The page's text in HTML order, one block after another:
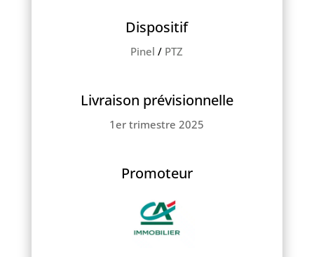
Dispositif
Pinel / PTZ
Livraison prévisionnelle
1er trimestre 2025
Promoteur